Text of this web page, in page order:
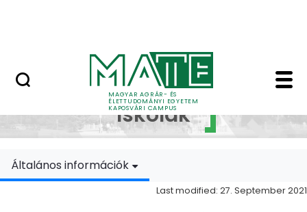
MAGYAR AGRÁR- ÉS
ÉLETTUDOMÁNYI EGYETEM
KAPOSVÁRI CAMPUS
Doktori Iskolák -
Doktori
Iskolák
Általános információk
Last modified: 27. September 2021